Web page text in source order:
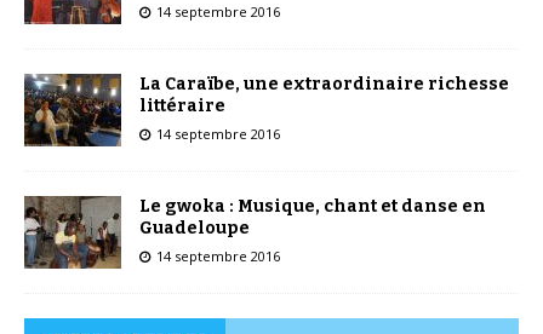
14 septembre 2016
La Caraïbe, une extraordinaire richesse
littéraire
14 septembre 2016
Le gwoka : Musique, chant et danse en
Guadeloupe
14 septembre 2016